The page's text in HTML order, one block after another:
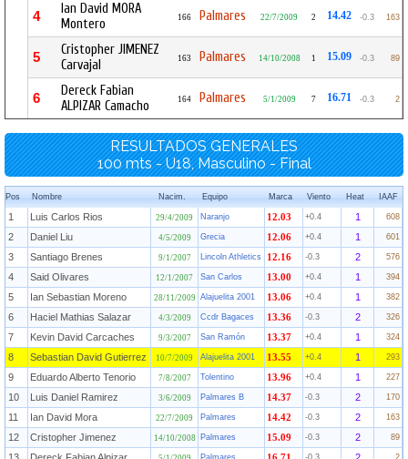
4
Ian David MORA
Montero
166 Palmares 22/7/2009 2 14.42 -0.3 163
5
Cristopher JIMENEZ
Carvajal
163 Palmares 14/10/2008 1 15.09 -0.3 89
6
Dereck Fabian
ALPIZAR Camacho
164 Palmares 5/1/2009 7 16.71 -0.3 2
RESULTADOS GENERALES
100 mts - U18, Masculino - Final
Pos Nombre Nacim. Equipo Marca Viento Heat IAAF
1 Luis Carlos Rios 29/4/2009 Naranjo 12.03 +0.4 1 608
2 Daniel Liu 4/5/2009 Grecia 12.06 +0.4 1 601
3 Santiago Brenes 9/1/2007 Lincoln Athletics 12.16 -0.3 2 576
4 Said Olivares 12/1/2007 San Carlos 13.00 +0.4 1 394
5 Ian Sebastian Moreno 28/11/2009 Alajuelita 2001 13.06 +0.4 1 382
6 Haciel Mathias Salazar 4/3/2009 Ccdr Bagaces 13.36 -0.3 2 326
7 Kevin David Carcaches 9/3/2007 San Ramón 13.37 +0.4 1 324
8 Sebastian David Gutierrez 10/7/2009 Alajuelita 2001 13.55 +0.4 1 293
9 Eduardo Alberto Tenorio 7/8/2007 Tolentino 13.96 +0.4 1 227
10 Luis Daniel Ramirez 3/6/2009 Palmares B 14.37 -0.3 2 170
11 Ian David Mora 22/7/2009 Palmares 14.42 -0.3 2 163
12 Cristopher Jimenez 14/10/2008 Palmares 15.09 -0.3 2 89
Palmares -0.3 2